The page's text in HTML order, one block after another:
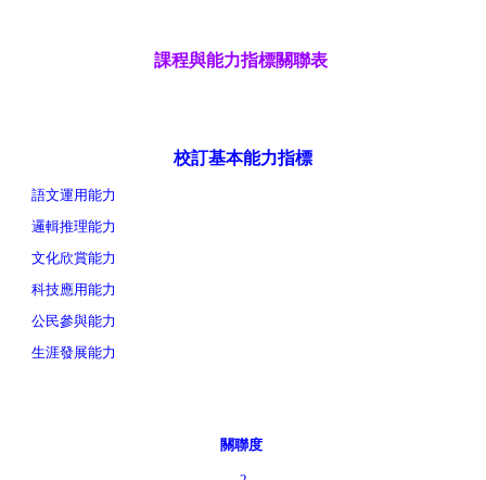
課程與能力指標關聯表
校訂基本能力指標
語文運用能力
邏輯推理能力
文化欣賞能力
科技應用能力
公民參與能力
生涯發展能力
關聯度